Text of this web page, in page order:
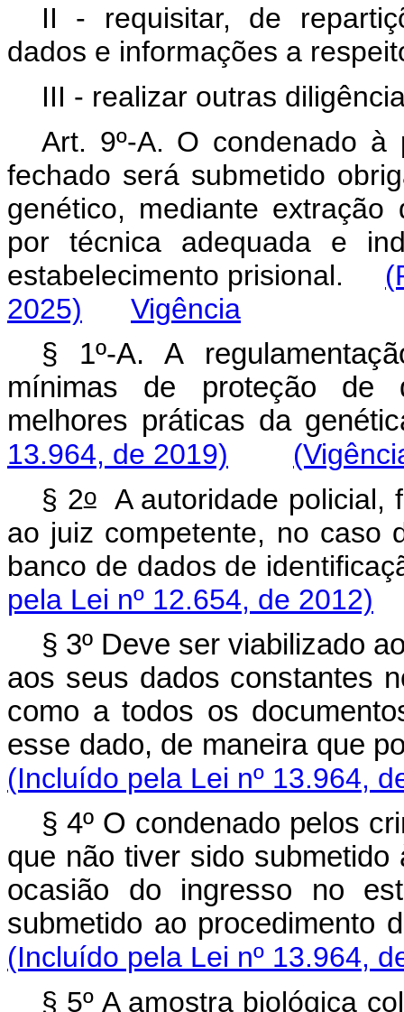
II - requisitar, de
dados e informações a
III - realizar outras
Art. 9º-A. O condenado
fechado será submetido
genético, mediante extração
por técnica adequada e
estabelecimento prisional.
2025)
Vigência
§ 1º-A. A
mínimas de proteção de
melhores práticas da
13.964, de 2019)
§ 2oA autoridade policial,
ao juiz competente, no caso
banco de dados de
pela Lei nº 12.654, de 2012)
§ 3º Deve ser viabilizado
aos seus dados constantes
como a todos os
esse dado, de maneira que
(Incluído pela Lei nº 13.964,
§ 4º O condenado pelos
que não tiver sido
ocasião do ingresso no
submetido ao
(Incluído pela Lei nº 13.964,
§ 5º A amostra biológica